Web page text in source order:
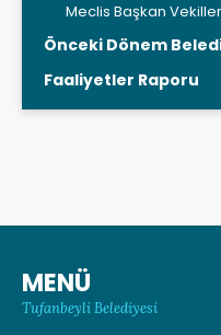
Meclis Başkan
Önceki Dönem
Faaliyetler Raporu
MENÜ
Tufanbeyli Belediyesi